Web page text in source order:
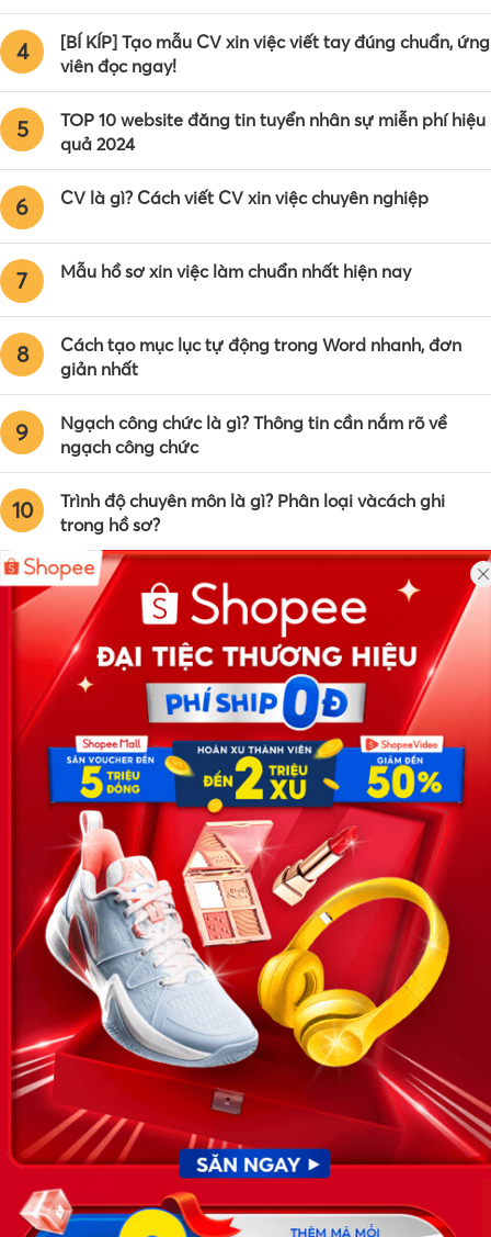
4
[BÍ KÍP] Tạo mẫu CV xin việc viết tay đúng chuẩn, ứng
viên đọc ngay!
5
TOP 10 website đăng tin tuyển nhân sự miễn phí hiệu
quả 2024
6 CV là gì? Cách viết CV xin việc chuyên nghiệp
7 Mẫu hồ sơ xin việc làm chuẩn nhất hiện nay
8
Cách tạo mục lục tự động trong Word nhanh, đơn
giản nhất
9
Ngạch công chức là gì? Thông tin cần nắm rõ về
ngạch công chức
10
Trình độ chuyên môn là gì? Phân loại vàcách ghi
trong hồ sơ?
Công ty TNHH Eyeplus Online
Địa chỉ: Số 81, ngõ 68, đường Cầu Giấy, Tổ 05, Phường Quan
Hoa, Quận Cầu Giấy, TP Hà Nội, Việt Nam
SĐT: 0981 448 766
Email:
hotro@timviec.com.vn
VỀ CHÚNG TÔI
News.timviec.com.vn là website cung cấp thông tin liên quan đến
nhân sự, nghề nghiệp do Timviec.com.vn vận hành nhằm giúp
doanh nghiệp, nhân sự tuyển dụng, người đi làm, người tìm việc
cập nhật thông tin và đáp ứng được mong muốn của mình.
KẾT NỐI
Giấy phép hoạt động dịch vụ
việc làm số 54/2019/SLĐTBXH-
GP do Sở lao động thương
binh và xã hội cấp ngày 30
tháng 12 năm 2019.